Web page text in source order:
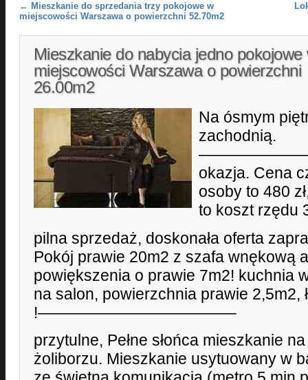
Post navigation
← Mieszkanie do sprzedania trzy pokojowe w
miejscowości Warszawa o powierzchni 52.70m2
Mieszkanie do nabycia jedno pokojowe
miejscowości Warszawa o powierzchni
26.00m2
Na ósmym
zachodnią.
okazja. Cena
osoby to 480
to koszt rzędu
pilna sprzedaż, doskonała oferta
Pokój prawie 20m2 z szafa wnękową
powiększenia o prawie 7m2! kuchnia
na salon, powierzchnia prawie 2,5m2,
!————————————–
przytulne, Pełne słońca mieszkanie
żoliborzu. Mieszkanie usytuowany w